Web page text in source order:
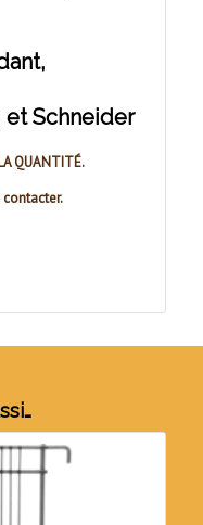
et Schneider
QUANTITÉ.